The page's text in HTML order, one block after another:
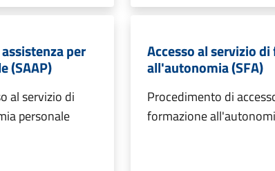
per
(SAAP)
al servizio di
personale
Accesso al servizio
all'autonomia (SFA)
Procedimento di
formazione